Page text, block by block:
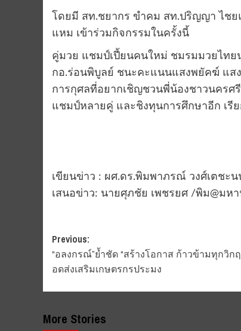
โดยมี สท.ชยากร ขำคม สท.ปริญญา ไช
แหม เข้าร่วมกิจกรรมในครั้งนี้
คู่มวย แชมป์เปี้ยนคนใหม่ ชมรมมวยไทย
กอ.ร่อนพิบูลย์ ชนะคะแนนแสงพยัคฆ์ แส
การกุศลที่อยากเชิญชวนพี่น้องชาวนครศ
แชมป์หลายคู่ และชิงทุนการศึกษาอีก เ
เขียนข่าว : ผศ.ดร.พิมพาภรณ์ วงศ์เตชะน
เสนอข่าว: นายศุภชัย เพชรยศ /พิม@มห
Post
navigation
Previous:
“อลงกรณ์”ย้ำชัด “สร้างโอกาส ก้าวข้ามทุกวิก
อดส่งเสริมเกษตรกรประมง
More Stories